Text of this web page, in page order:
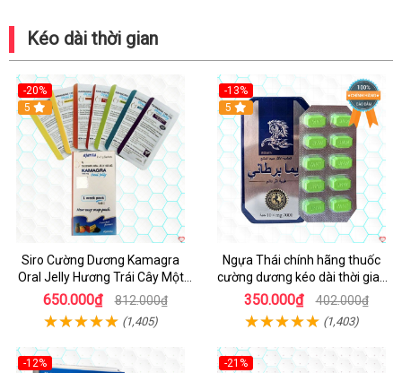
Kéo dài thời gian
-20%
5
Siro Cường Dương Kamagra
Oral Jelly Hương Trái Cây Một
Hộp 7 Gói 100g
650.000₫ 812.000₫
(1,405)
-13%
Hot
5
Ngựa Thái chính hãng thuốc
cường dương kéo dài thời gian
cho Nam hộp 10 viên
350.000₫ 402.000₫
(1,403)
-12%
-21%